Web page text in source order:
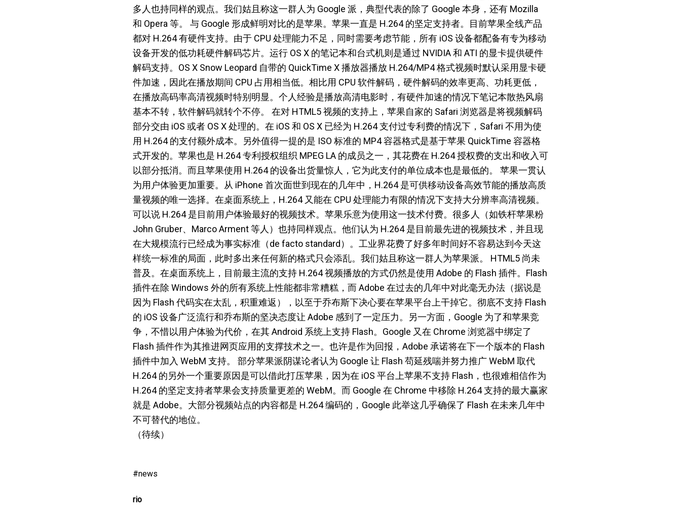
多人也持同样的观点。我们姑且称这一群人为 Google 派，典型代表的除了 Google 本身，还有 Mozilla
和 Opera 等。 与 Google 形成鲜明对比的是苹果。苹果一直是 H.264 的坚定支持者。目前苹果全线产品
都对 H.264 有硬件支持。由于 CPU 处理能力不足，同时需要考虑节能，所有 iOS 设备都配备有专为移动
设备开发的低功耗硬件解码芯片。运行 OS X 的笔记本和台式机则是通过 NVIDIA 和 ATI 的显卡提供硬件
解码支持。OS X Snow Leopard 自带的 QuickTime X 播放器播放 H.264/MP4 格式视频时默认采用显卡硬
件加速，因此在播放期间 CPU 占用相当低。相比用 CPU 软件解码，硬件解码的效率更高、功耗更低，
在播放高码率高清视频时特别明显。个人经验是播放高清电影时，有硬件加速的情况下笔记本散热风扇
基本不转，软件解码就转个不停。 在对 HTML5 视频的支持上，苹果自家的 Safari 浏览器是将视频解码
部分交由 iOS 或者 OS X 处理的。在 iOS 和 OS X 已经为 H.264 支付过专利费的情况下，Safari 不用为使
用 H.264 的支付额外成本。另外值得一提的是 ISO 标准的 MP4 容器格式是基于苹果 QuickTime 容器格
式开发的。苹果也是 H.264 专利授权组织 MPEG LA 的成员之一，其花费在 H.264 授权费的支出和收入可
以部分抵消。而且苹果使用 H.264 的设备出货量惊人，它为此支付的单位成本也是最低的。 苹果一贯认
为用户体验更加重要。从 iPhone 首次面世到现在的几年中，H.264 是可供移动设备高效节能的播放高质
量视频的唯一选择。在桌面系统上，H.264 又能在 CPU 处理能力有限的情况下支持大分辨率高清视频。
可以说 H.264 是目前用户体验最好的视频技术。苹果乐意为使用这一技术付费。很多人（如铁杆苹果粉
John Gruber、Marco Arment 等人）也持同样观点。他们认为 H.264 是目前最先进的视频技术，并且现
在大规模流行已经成为事实标准（de facto standard）。工业界花费了好多年时间好不容易达到今天这
样统一标准的局面，此时多出来任何新的格式只会添乱。我们姑且称这一群人为苹果派。 HTML5 尚未
普及。在桌面系统上，目前最主流的支持 H.264 视频播放的方式仍然是使用 Adobe 的 Flash 插件。Flash
插件在除 Windows 外的所有系统上性能都非常糟糕，而 Adobe 在过去的几年中对此毫无办法（据说是
因为 Flash 代码实在太乱，积重难返），以至于乔布斯下决心要在苹果平台上干掉它。彻底不支持 Flash
的 iOS 设备广泛流行和乔布斯的坚决态度让 Adobe 感到了一定压力。另一方面，Google 为了和苹果竞
争，不惜以用户体验为代价，在其 Android 系统上支持 Flash。Google 又在 Chrome 浏览器中绑定了
Flash 插件作为其推进网页应用的支撑技术之一。也许是作为回报，Adobe 承诺将在下一个版本的 Flash
插件中加入 WebM 支持。 部分苹果派阴谋论者认为 Google 让 Flash 苟延残喘并努力推广 WebM 取代
H.264 的另外一个重要原因是可以借此打压苹果，因为在 iOS 平台上苹果不支持 Flash，也很难相信作为
H.264 的坚定支持者苹果会支持质量更差的 WebM。而 Google 在 Chrome 中移除 H.264 支持的最大赢家
就是 Adobe。大部分视频站点的内容都是 H.264 编码的，Google 此举这几乎确保了 Flash 在未来几年中
不可替代的地位。
（待续）
news
rio